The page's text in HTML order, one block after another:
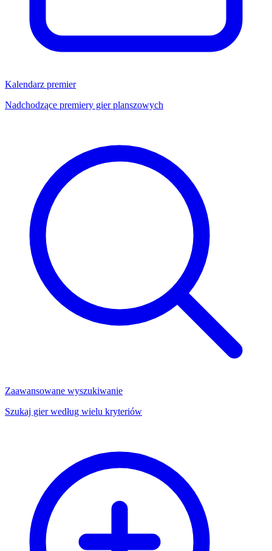
Kalendarz premier
Nadchodzące premiery gier planszowych
Zaawansowane wyszukiwanie
Szukaj gier według wielu kryteriów